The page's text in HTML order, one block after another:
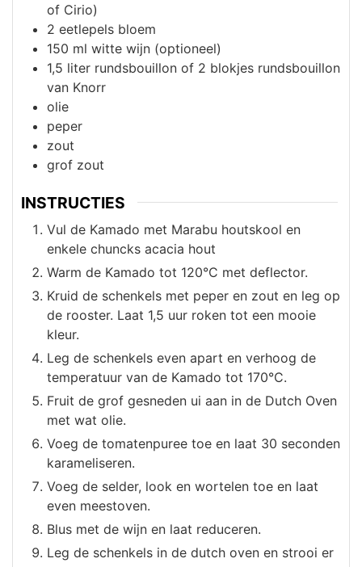
of Cirio)
2 eetlepels bloem
150 ml witte wijn (optioneel)
1,5 liter rundsbouillon of 2 blokjes rundsbouillon
van Knorr
olie
peper
zout
grof zout
INSTRUCTIES
Vul de Kamado met Marabu houtskool en
enkele chuncks acacia hout
Warm de Kamado tot 120°C met deflector.
Kruid de schenkels met peper en zout en leg op
de rooster. Laat 1,5 uur roken tot een mooie
kleur.
Leg de schenkels even apart en verhoog de
temperatuur van de Kamado tot 170°C.
Fruit de grof gesneden ui aan in de Dutch Oven
met wat olie.
Voeg de tomatenpuree toe en laat 30 seconden
karameliseren.
Voeg de selder, look en wortelen toe en laat
even meestoven.
Blus met de wijn en laat reduceren.
Leg de schenkels in de dutch oven en strooi er